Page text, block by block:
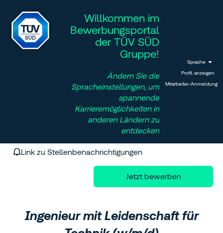
Willkommen im
Bewerbungsportal
der TÜV SÜD
Gruppe!
Ändern Sie die
Spracheinstellungen, um
spannende
Karrieremöglichkeiten in
anderen Ländern zu
entdecken
Sprache
Profil anzeigen
Mitarbeiter-Anmeldung
Link zu Stellenbenachrichtigungen
Jetzt bewerben
Ingenieur mit Leidenschaft für